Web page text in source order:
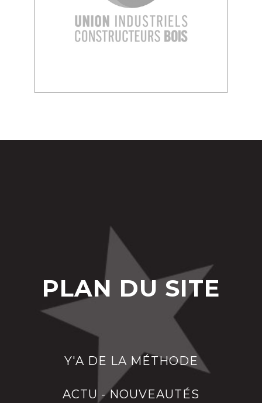
PLAN DU SITE
Y'A DE LA MÉTHODE
ACTU - NOUVEAUTÉS